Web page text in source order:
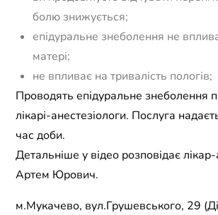
болю знижується;
епідуральне знеболення не
матері;
не впливає на тривалість пологів;
Проводять епідуральне знеболення
лікарі-анестезіологи. Послуга
час доби.
Детальніше у відео розповідає
Артем Юрович.
м.Мукачево, вул.Грушевського, 29